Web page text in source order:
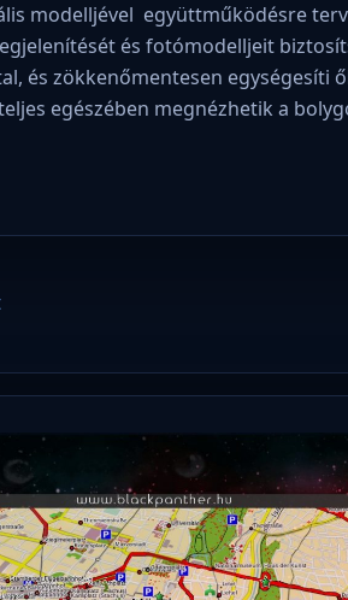
modelljével együttműködésre
és fotómodelljeit
és zökkenőmentesen egységesíti
egészében megnézhetik a